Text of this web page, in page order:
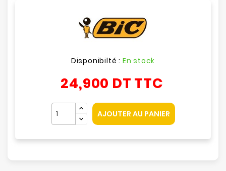
Disponibilté : En stock
24,900 DT TTC
AJOUTER AU PANIER